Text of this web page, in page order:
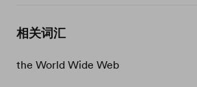
相关词汇
the World Wide Web